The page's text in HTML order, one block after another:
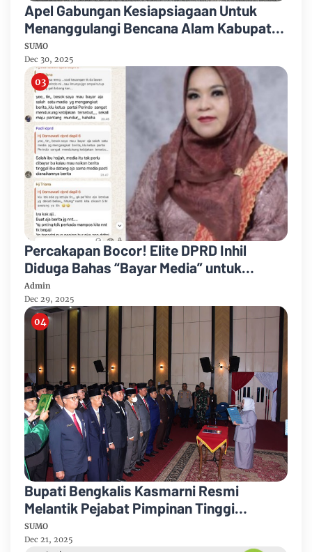
Apel Gabungan Kesiapsiagaan Untuk
Menanggulangi Bencana Alam Kabupaten
Bengkalis
SUMO
Dec 30, 2025
Percakapan Bocor! Elite DPRD Inhil
Diduga Bahas “Bayar Media” untuk
Dukung Kebijakan
Admin
Dec 29, 2025
Bupati Bengkalis Kasmarni Resmi
Melantik Pejabat Pimpinan Tinggi
Pratama
SUMO
Dec 21, 2025